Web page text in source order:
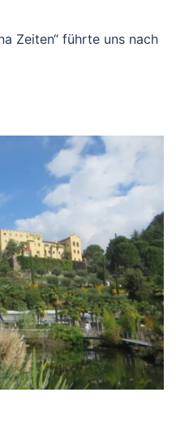
Zeiten“ führte uns nach